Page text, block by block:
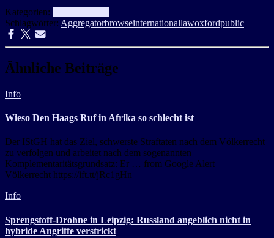
Kategorien:
Schlagwörter: Aggregatorbrowseinternationallawoxfordpublic
Ähnliche Beiträge
Info
Wieso Den Haags Ruf in Afrika so schlecht ist
Der IStGH hat das Ziel, schwerste Straftaten nach dem Völkerrecht
zu verfolgen und arbeitet nach dem sogenannten
Komplementaritätsgrundsatz: Er … from Google Alert –
Völkerrecht https://ift.tt/jRc1gHn
Info
Sprengstoff-Drohne in Leipzig: Russland angeblich nicht in
hybride Angriffe verstrickt